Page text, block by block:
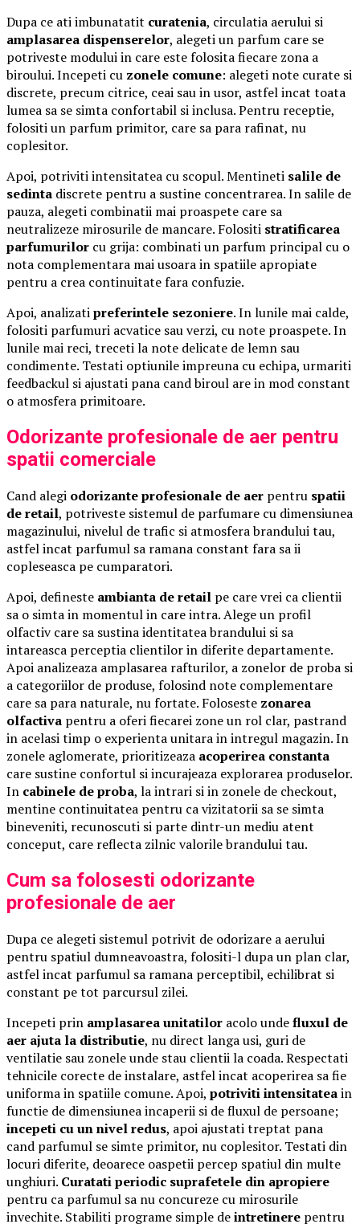
Dupa ce ati imbunatatit curatenia, circulatia aerului si
amplasarea dispenserelor, alegeti un parfum care se
potriveste modului in care este folosita fiecare zona a
biroului. Incepeti cu zonele comune: alegeti note curate si
discrete, precum citrice, ceai sau in usor, astfel incat toata
lumea sa se simta confortabil si inclusa. Pentru receptie,
folositi un parfum primitor, care sa para rafinat, nu
coplesitor.
Apoi, potriviti intensitatea cu scopul. Mentineti salile de
sedinta discrete pentru a sustine concentrarea. In salile de
pauza, alegeti combinatii mai proaspete care sa
neutralizeze mirosurile de mancare. Folositi stratificarea
parfumurilor cu grija: combinati un parfum principal cu o
nota complementara mai usoara in spatiile apropiate
pentru a crea continuitate fara confuzie.
Apoi, analizatipreferintele sezoniere. In lunile mai calde,
folositi parfumuri acvatice sau verzi, cu note proaspete. In
lunile mai reci, treceti la note delicate de lemn sau
condimente. Testati optiunile impreuna cu echipa, urmariti
feedbackul si ajustati pana cand biroul are in mod constant
o atmosfera primitoare.
Odorizante profesionale de aer pentru
spatii comerciale
Cand alegi odorizante profesionale de aer pentru spatii
de retail, potriveste sistemul de parfumare cu dimensiunea
magazinului, nivelul de trafic si atmosfera brandului tau,
astfel incat parfumul sa ramana constant fara sa ii
copleseasca pe cumparatori.
Apoi, defineste ambianta de retail pe care vrei ca clientii
sa o simta in momentul in care intra. Alege un profil
olfactiv care sa sustina identitatea brandului si sa
intareasca perceptia clientilor in diferite departamente.
Apoi analizeaza amplasarea rafturilor, a zonelor de proba si
a categoriilor de produse, folosind note complementare
care sa para naturale, nu fortate. Foloseste zonarea
olfactiva pentru a oferi fiecarei zone un rol clar, pastrand
in acelasi timp o experienta unitara in intregul magazin. In
zonele aglomerate, prioritizeaza acoperirea constanta
care sustine confortul si incurajeaza explorarea produselor.
In cabinele de proba, la intrari si in zonele de checkout,
mentine continuitatea pentru ca vizitatorii sa se simta
bineveniti, recunoscuti si parte dintr-un mediu atent
conceput, care reflecta zilnic valorile brandului tau.
Cum sa folosesti odorizante
profesionale de aer
Dupa ce alegeti sistemul potrivit de odorizare a aerului
pentru spatiul dumneavoastra, folositi-l dupa un plan clar,
astfel incat parfumul sa ramana perceptibil, echilibrat si
constant pe tot parcursul zilei.
Incepeti prin amplasarea unitatilor acolo undefluxul de
aer ajuta la distributie, nu direct langa usi, guri de
ventilatie sau zonele unde stau clientii la coada. Respectati
tehnicile corecte de instalare, astfel incat acoperirea sa fie
uniforma in spatiile comune. Apoi, potriviti intensitateain
functie de dimensiunea incaperii si de fluxul de persoane;
incepeti cu un nivel redus, apoi ajustati treptat pana
cand parfumul se simte primitor, nu coplesitor. Testati din
locuri diferite, deoarece oaspetii percep spatiul din multe
unghiuri. Curatati periodic suprafetele din apropiere
pentru ca parfumul sa nu concureze cu mirosurile
invechite. Stabiliti programe simple deintretinere pentru